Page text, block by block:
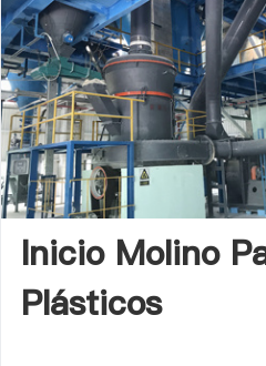
Inicio Molino
Plásticos